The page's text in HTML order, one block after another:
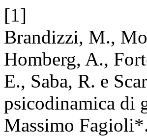
[1]
Brandizzi, M.,
Homberg, A.,
E., Saba, R. e
psicodinamica di
Massimo